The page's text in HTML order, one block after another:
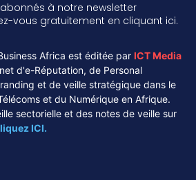
abonnés à notre newsletter
vous gratuitement en cliquant ici.
Africa est éditée par ICT Media
d'e-Réputation, de Personal
et de veille stratégique dans le
et du Numérique en Afrique.
sectorielle et des notes de veille sur
ICI.